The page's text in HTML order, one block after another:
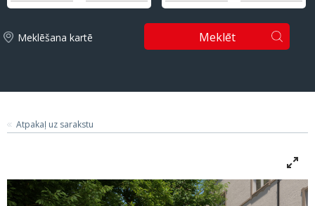
Meklēšana kartē Meklēt
Atpakaļ uz sarakstu